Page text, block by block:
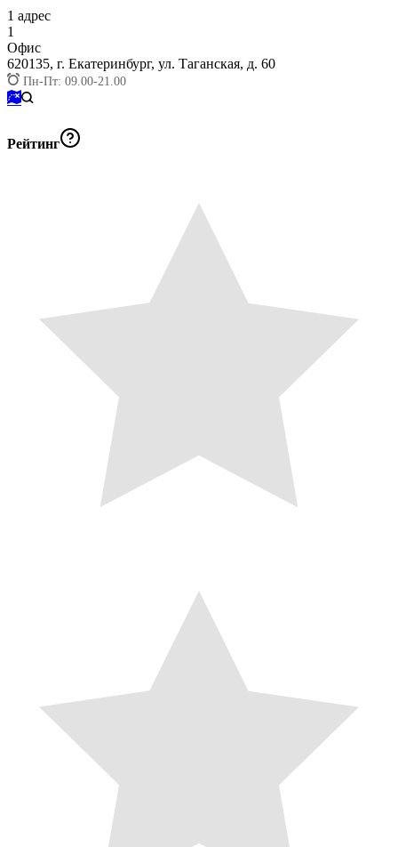
1 адрес
1
Офис
620135, г. Екатеринбург, ул. Таганская, д. 60
Пн-Пт: 09.00-21.00
Рейтинг